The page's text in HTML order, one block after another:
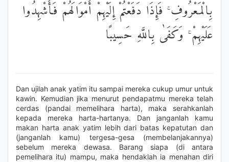
بِالْمَعْرُوفِ ۚ فَإِذَا دَفَعْتُمْ إِلَيْهِمْ أَمْوَالَهُمْ فَأَشْهِدُوا
عَلَيْهِمْ ۚ وَكَفَىٰ بِاللَّهِ حَسِيبًا
Dan ujilah anak yatim itu sampai mereka cukup umur untuk
kawin. Kemudian jika menurut pendapatmu mereka telah
cerdas (pandai memelihara harta), maka serahkanlah
kepada mereka harta-hartanya. Dan janganlah kamu
makan harta anak yatim lebih dari batas kepatutan dan
(janganlah kamu) tergesa-gesa (membelanjakannya)
sebelum mereka dewasa. Barang siapa (di antara
pemelihara itu) mampu, maka hendaklah ia menahan diri